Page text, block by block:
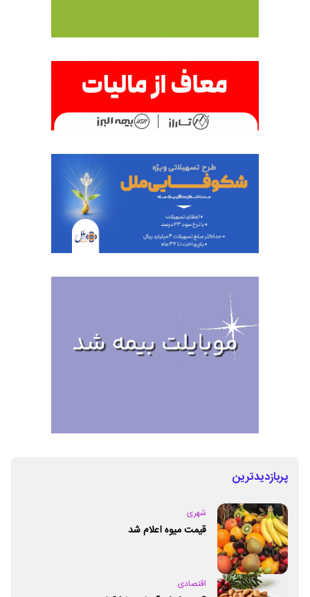
پربازدیدترین
شهری
قیمت میوه اعلام شد
اقتصادی